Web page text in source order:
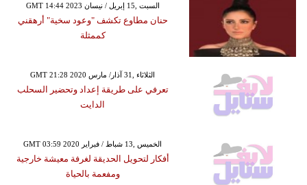
GMT 14:44 2023 السبت ,15 إبريل / نيسان
حنان مطاوع تكشف "وعود سخية" أرهقني
كممثلة
GMT 21:28 2020 الثلاثاء ,31 آذار/ مارس
تعرفي على طريقة إعداد وتحضير السحلب
الدايت
GMT 03:59 2020 الخميس ,13 شباط / فبراير
أفكار لتحويل الحديقة لغرفة معيشة خارجية
ومفعمة بالحياة